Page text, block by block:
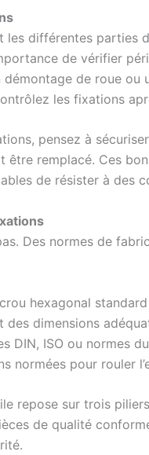
les différentes
de vérifier
de roue
les fixations
pensez à
remplacé. Ces
de résister à des
Des normes de
hexagonal
dimensions
DIN, ISO ou normes
normées pour rouler
repose sur trois
de qualité